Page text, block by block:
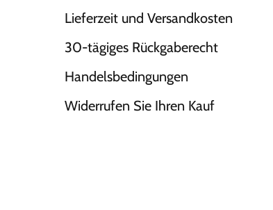
Lieferzeit und Versandkosten
30-tägiges Rückgaberecht
Handelsbedingungen
Widerrufen Sie Ihren Kauf